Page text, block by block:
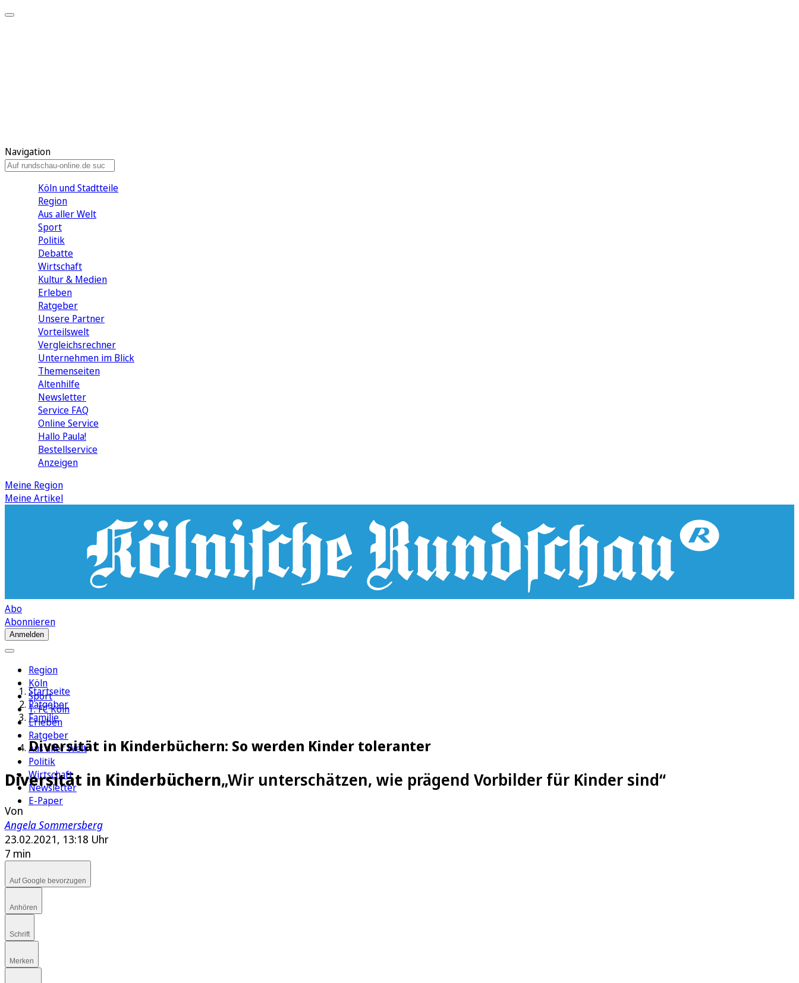
Navigation
Köln und Stadtteile
Region
Aus aller Welt
Sport
Politik
Debatte
Wirtschaft
Kultur & Medien
Erleben
Ratgeber
Unsere Partner
Vorteilswelt
Vergleichsrechner
Unternehmen im Blick
Themenseiten
Altenhilfe
Newsletter
Service FAQ
Online Service
Hallo Paula!
Bestellservice
Anzeigen
Meine Region
Meine Artikel
Abo
Abonnieren
Anmelden
Region
Köln
Sport
1. FC Köln
Erleben
Ratgeber
Aus aller Welt
Politik
Wirtschaft
Newsletter
E-Paper
Startseite
Ratgeber
Familie
Diversität in Kinderbüchern: So werden Kinder toleranter
Diversität in Kinderbüchern„Wir unterschätzen, wie prägend Vorbilder für Kinder sind“
Von
Angela Sommersberg
23.02.2021, 13:18 Uhr
7 min
Auf Google bevorzugen
Anhören
Schrift
Merken